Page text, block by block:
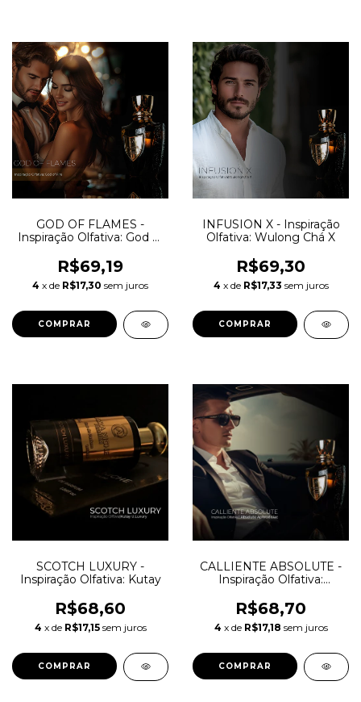
GOD OF FLAMES -
Inspiração Olfativa: God of
R$69,19
4 x de R$17,30 sem juros
COMPRAR
INFUSION X - Inspiração
Olfativa: Wulong Chá X
R$69,30
4 x de R$17,33 sem juros
COMPRAR
SCOTCH LUXURY -
Inspiração Olfativa: Kutay
R$68,60
4 x de R$17,15 sem juros
COMPRAR
CALLIENTE ABSOLUTE -
Inspiração Olfativa:
Initio Parfums
R$68,70
4 x de R$17,18 sem juros
COMPRAR